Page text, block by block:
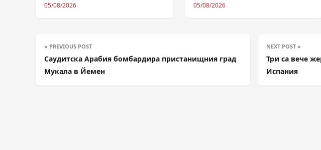
05/08/2026 05/08/2026
« PREVIOUS POST
Саудитска Арабия бомбардира пристанищния град
Мукала в Йемен
NEXT POST »
Три са вече
Испания